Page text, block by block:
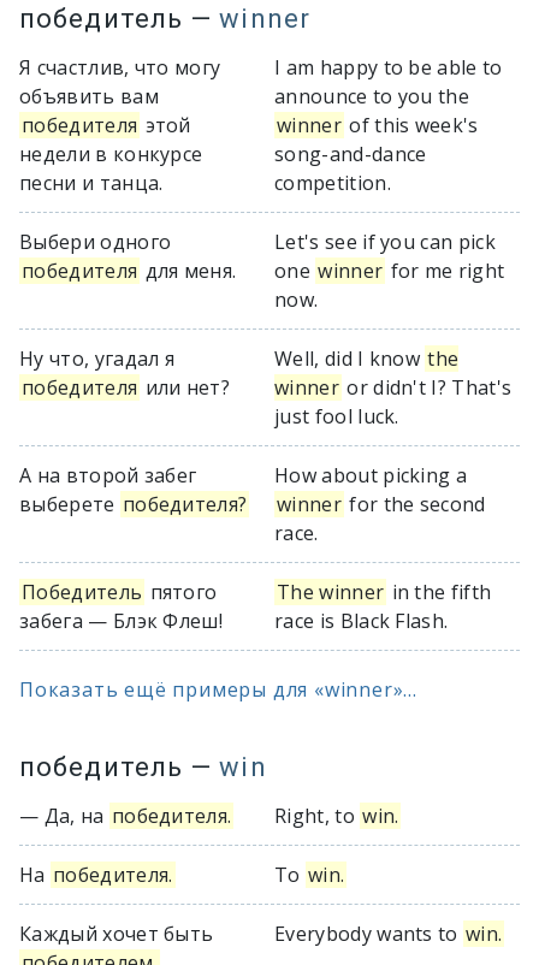
победитель —winner
Я счастлив, что могу
объявить вам
победителя этой
недели в конкурсе
песни и танца.
I am happy to be able to
announce to you the
winner of this week's
song-and-dance
competition.
Выбери одного
победителя для меня.
Let's see if you can pick
one winner for me right
now.
Ну что, угадал я
победителя или нет?
Well, did I know the
winner or didn't I? That's
just fool luck.
А на второй забег
выберете победителя?
How about picking a
winner for the second
race.
Победитель пятого
забега — Блэк Флеш!
The winner in the fifth
race is Black Flash.
Показать ещё примеры для «winner»...
победитель —win
— Да, на победителя. Right, to win.
На победителя. To win.
Каждый хочет быть
Everybody wants to win.